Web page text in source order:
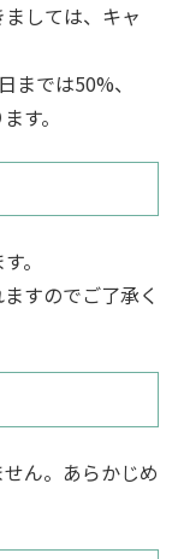
しては、キャ
までは50%、
す。
。
すのでご了承く
ん。あらかじめ